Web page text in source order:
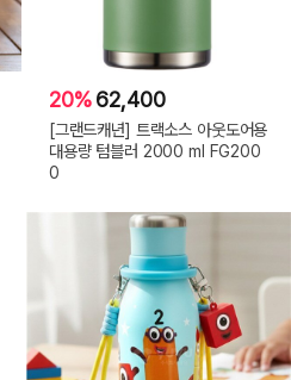
20%62,400
[그랜드캐년] 트랙소스 아웃도어용
대용량 텀블러 2000 ml FG200
0